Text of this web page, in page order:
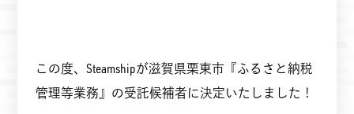
この度、Steamshipが滋賀県栗東市『ふるさと納税
管理等業務』の受託候補者に決定いたしました！